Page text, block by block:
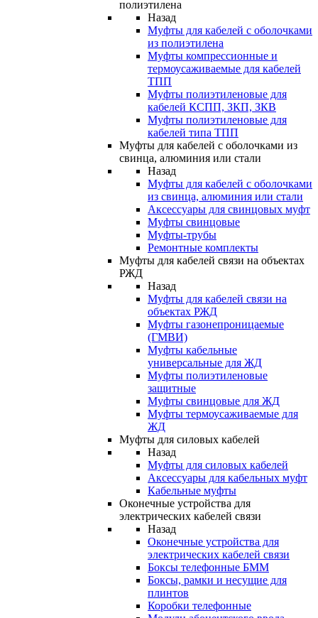
полиэтилена
Назад
Муфты для кабелей с оболочками
из полиэтилена
Муфты компрессионные и
термоусаживаемые для кабелей
ТПП
Муфты полиэтиленовые для
кабелей КСПП, ЗКП, ЗКВ
Муфты полиэтиленовые для
кабелей типа ТПП
Муфты для кабелей с оболочками из
свинца, алюминия или стали
Назад
Муфты для кабелей с оболочками
из свинца, алюминия или стали
Аксессуары для свинцовых муфт
Муфты свинцовые
Муфты-трубы
Ремонтные комплекты
Муфты для кабелей связи на объектах
РЖД
Назад
Муфты для кабелей связи на
объектах РЖД
Муфты газонепроницаемые
(ГМВИ)
Муфты кабельные
универсальные для ЖД
Муфты полиэтиленовые
защитные
Муфты свинцовые для ЖД
Муфты термоусаживаемые для
ЖД
Муфты для силовых кабелей
Назад
Муфты для силовых кабелей
Аксессуары для кабельных муфт
Кабельные муфты
Оконечные устройства для
электрических кабелей связи
Назад
Оконечные устройства для
электрических кабелей связи
Боксы телефонные БММ
Боксы, рамки и несущие для
плинтов
Коробки телефонные